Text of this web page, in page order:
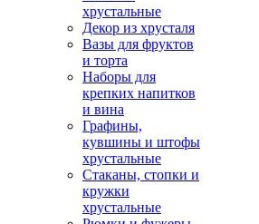
хрустальные
Декор из хрусталя
Вазы для фруктов
и торта
Наборы для
крепких напитков
и вина
Графины,
кувшины и штофы
хрустальные
Стаканы, стопки и
кружки
хрустальные